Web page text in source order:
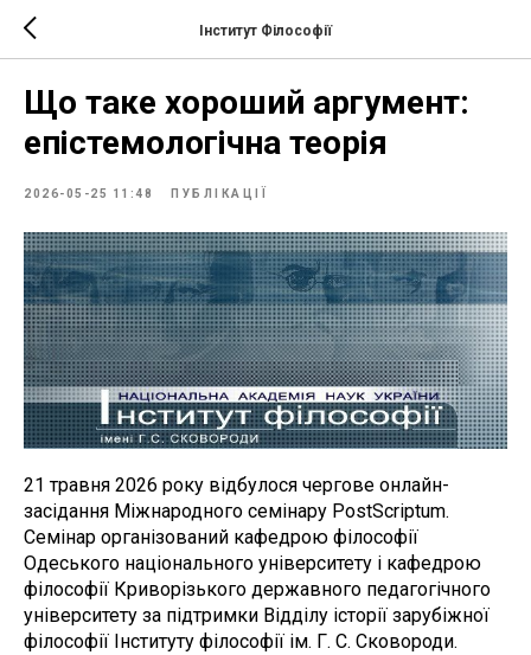
Інститут Філософії
Що таке хороший аргумент:
епістемологічна теорія
2026-05-25 11:48 ПУБЛІКАЦІЇ
21 травня 2026 року відбулося чергове онлайн-
засідання Міжнародного семінару PostScriptum.
Семінар організований кафедрою філософії
Одеського національного університету і кафедрою
філософії Криворізького державного педагогічного
університету за підтримки Відділу історії зарубіжної
філософії Інституту філософії ім. Г. С. Сковороди.